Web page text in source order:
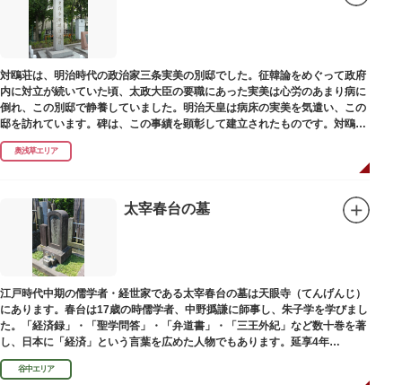
対鴎荘は、明治時代の政治家三条実美の別邸でした。征韓論をめぐって政府
内に対立が続いていた頃、太政大臣の要職にあった実美は心労のあまり病に
倒れ、この別邸で静養していました。明治天皇は病床の実美を気遣い、この
邸を訪れています。碑は、この事績を顕彰して建立されたものです。対鴎荘
は、多摩市連光寺に移築されました。
奥浅草エリア
太宰春台の墓
江戸時代中期の儒学者・経世家である太宰春台の墓は天眼寺（てんげんじ）
にあります。春台は17歳の時儒学者、中野撝謙に師事し、朱子学を学びまし
た。「経済録」・「聖学問答」・「弁道書」・「三王外紀」など数十巻を著
し、日本に「経済」という言葉を広めた人物でもあります。延享4年
（1747）に没しました。
谷中エリア